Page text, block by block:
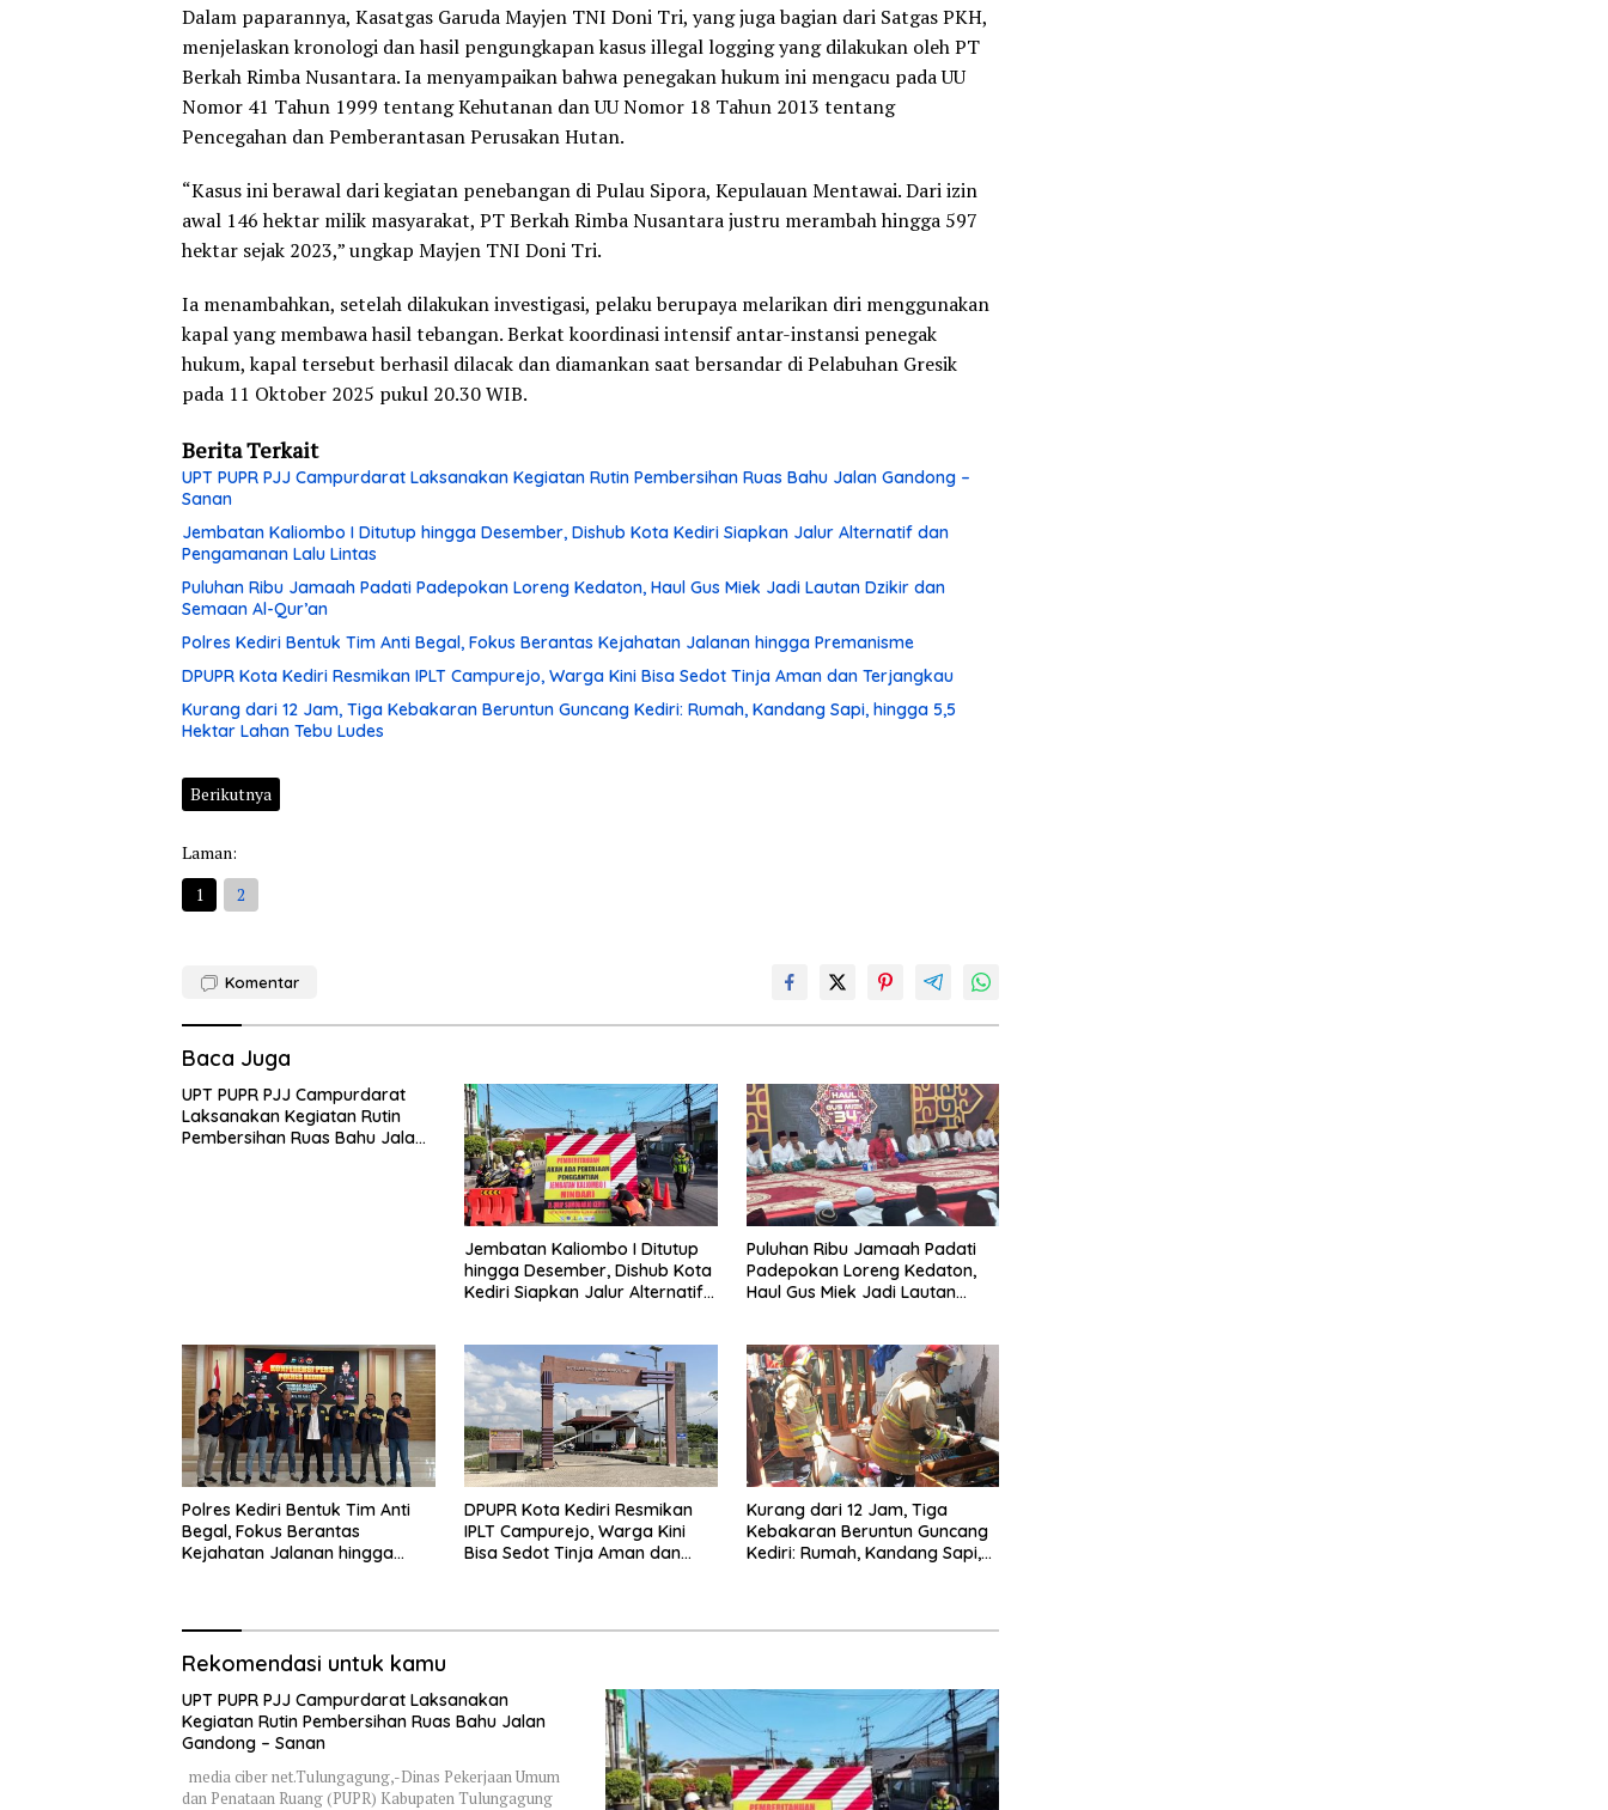
Dalam paparannya, Kasatgas Garuda Mayjen TNI Doni Tri, yang juga bagian dari Satgas PKH,
menjelaskan kronologi dan hasil pengungkapan kasus illegal logging yang dilakukan oleh PT
Berkah Rimba Nusantara. Ia menyampaikan bahwa penegakan hukum ini mengacu pada UU
Nomor 41 Tahun 1999 tentang Kehutanan dan UU Nomor 18 Tahun 2013 tentang
Pencegahan dan Pemberantasan Perusakan Hutan.
“Kasus ini berawal dari kegiatan penebangan di Pulau Sipora, Kepulauan Mentawai. Dari izin
awal 146 hektar milik masyarakat, PT Berkah Rimba Nusantara justru merambah hingga 597
hektar sejak 2023,” ungkap Mayjen TNI Doni Tri.
Ia menambahkan, setelah dilakukan investigasi, pelaku berupaya melarikan diri menggunakan
kapal yang membawa hasil tebangan. Berkat koordinasi intensif antar-instansi penegak
hukum, kapal tersebut berhasil dilacak dan diamankan saat bersandar di Pelabuhan Gresik
pada 11 Oktober 2025 pukul 20.30 WIB.
Berita Terkait
UPT PUPR PJJ Campurdarat Laksanakan Kegiatan Rutin Pembersihan Ruas Bahu Jalan Gandong –
Sanan
Jembatan Kaliombo I Ditutup hingga Desember, Dishub Kota Kediri Siapkan Jalur Alternatif dan
Pengamanan Lalu Lintas
Puluhan Ribu Jamaah Padati Padepokan Loreng Kedaton, Haul Gus Miek Jadi Lautan Dzikir dan
Semaan Al-Qur’an
Polres Kediri Bentuk Tim Anti Begal, Fokus Berantas Kejahatan Jalanan hingga Premanisme
DPUPR Kota Kediri Resmikan IPLT Campurejo, Warga Kini Bisa Sedot Tinja Aman dan Terjangkau
Kurang dari 12 Jam, Tiga Kebakaran Beruntun Guncang Kediri: Rumah, Kandang Sapi, hingga 5,5
Hektar Lahan Tebu Ludes
Berikutnya
Laman:
1
2
Komentar
Baca Juga
UPT PUPR PJJ Campurdarat
Laksanakan Kegiatan Rutin
Pembersihan Ruas Bahu Jalan
Jembatan Kaliombo I Ditutup
hingga Desember, Dishub Kota
Kediri Siapkan Jalur Alternatif
Puluhan Ribu Jamaah Padati
Padepokan Loreng Kedaton,
Haul Gus Miek Jadi Lautan
Polres Kediri Bentuk Tim Anti
Begal, Fokus Berantas
Kejahatan Jalanan hingga
DPUPR Kota Kediri Resmikan
IPLT Campurejo, Warga Kini
Bisa Sedot Tinja Aman dan
Kurang dari 12 Jam, Tiga
Kebakaran Beruntun Guncang
Kediri: Rumah, Kandang Sapi,
Rekomendasi untuk kamu
UPT PUPR PJJ Campurdarat Laksanakan
Kegiatan Rutin Pembersihan Ruas Bahu Jalan
Gandong – Sanan
media ciber net.Tulungagung,-Dinas Pekerjaan Umum
dan Penataan Ruang (PUPR) Kabupaten Tulungagung